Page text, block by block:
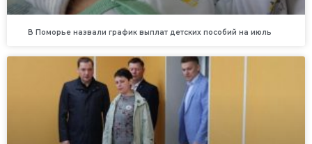
В Поморье назвали график выплат детских пособий на июль